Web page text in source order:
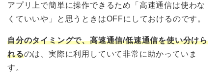
アプリ上で簡単に操作できるため「高速通信は使わな
くていいや」と思うときはOFFにしておけるのです。
自分のタイミングで、高速通信/低速通信を使い分けら
れるのは、実際に利用していて非常に助かっていま
す。